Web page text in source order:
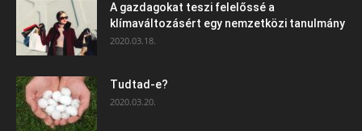
A gazdagokat teszi felelőssé a
klímaváltozásért egy nemzetközi tanulmány
2020.03.18.
Tudtad-e?
2020.03.20.